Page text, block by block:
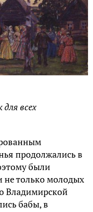
всех
продолжались в
были
только молодых
Владимирской
бабы, в